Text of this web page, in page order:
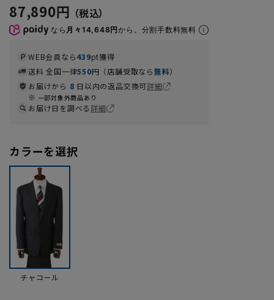
87,890円
なら 月々14,648円から。分割手数料無料
WEB会員なら439pt獲得
送料 全国一律550円（店舗受取なら無料）
お届けから 8 日以内の返品交換可詳細
一部対象外商品あり
お届け日を調べる詳細
カラーを選択
チャコール